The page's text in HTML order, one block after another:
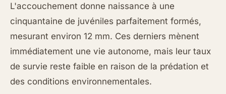
L'accouchement donne naissance à une
cinquantaine de juvéniles parfaitement formés,
mesurant environ 12 mm. Ces derniers mènent
immédiatement une vie autonome, mais leur taux
de survie reste faible en raison de la prédation et
des conditions environnementales.